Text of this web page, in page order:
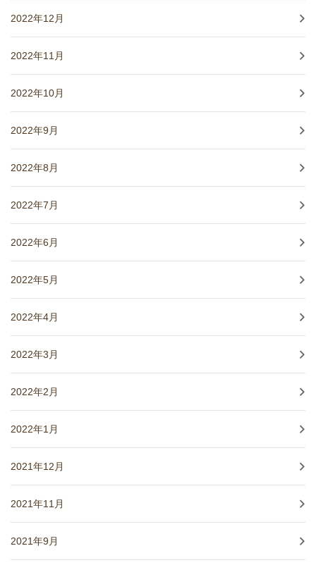
2022年12月
2022年11月
2022年10月
2022年9月
2022年8月
2022年7月
2022年6月
2022年5月
2022年4月
2022年3月
2022年2月
2022年1月
2021年12月
2021年11月
2021年9月